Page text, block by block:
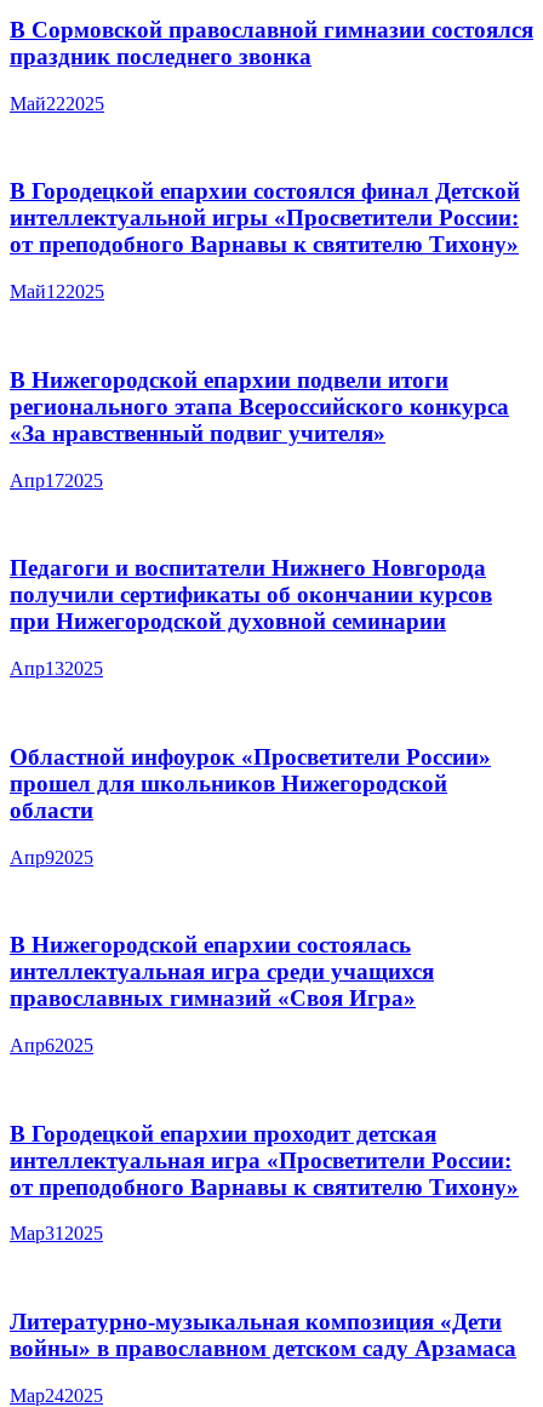
В Сормовской православной гимназии состоялся
праздник последнего звонка
Май222025
В Городецкой епархии состоялся финал Детской
интеллектуальной игры «Просветители России:
от преподобного Варнавы к святителю Тихону»
Май122025
В Нижегородской епархии подвели итоги
регионального этапа Всероссийского конкурса
«За нравственный подвиг учителя»
Апр172025
Педагоги и воспитатели Нижнего Новгорода
получили сертификаты об окончании курсов
при Нижегородской духовной семинарии
Апр132025
Областной инфоурок «Просветители России»
прошел для школьников Нижегородской
области
Апр92025
В Нижегородской епархии состоялась
интеллектуальная игра среди учащихся
православных гимназий «Своя Игра»
Апр62025
В Городецкой епархии проходит детская
интеллектуальная игра «Просветители России:
от преподобного Варнавы к святителю Тихону»
Мар31 2025
Литературно-музыкальная композиция «Дети
войны» в православном детском саду Арзамаса
Мар242025